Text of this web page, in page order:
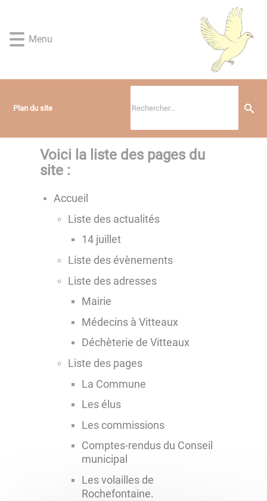
rapide
au
rapide
au
rapide
rapide
au
Menu
Plan du site
Voici la liste des pages du
site :
Accueil
Liste des actualités
14 juillet
Liste des évènements
Liste des adresses
Mairie
Médecins à Vitteaux
Déchèterie de Vitteaux
Liste des pages
La Commune
Les élus
Les commissions
Comptes-rendus du Conseil
municipal
Les volailles de
Rochefontaine.